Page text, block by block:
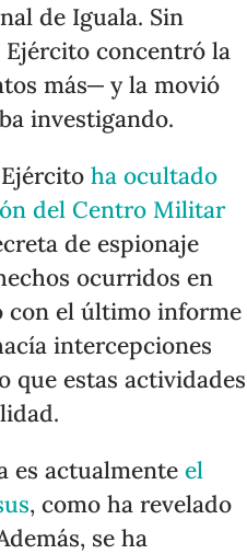
de Iguala. Sin
concentró la
más─ y la movió
investigando.
Ejércitoha ocultado
del Centro Militar
de espionaje
ocurridos en
con el último informe
intercepciones
que estas actividades
es actualmenteel
, como ha revelado
se ha